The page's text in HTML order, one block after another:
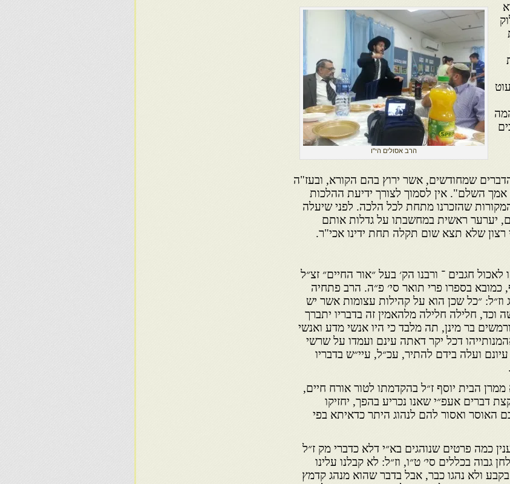
הרב אסולים הי"ו
שמחודשים, אשר ירוץ בהם הקורא, ובעז"ה
השלם". אין לסמוך לצורך ידיעת ההלכות
שהזכרנו מתחת לכל הלכה. לפני שיעלה
יערער ראשית במחשבתו על גדלות אותם
רצון שלא תצא שום תקלה תחת ידינו אכי"ר.
חגבים ־ ורבנו הק׳ בעל ״אור החיים״ זצ״ל
כמובא בספרו פרי תואר סי׳ פ״ה. הרב פתחיה
וז״ל: ״כל שכן הוא על קהילות עצומות אשר יש
וכד, חלילה חלילה מלהאמין זה בדבריו יתברך
בר מינן, תה מלבד כי היו אנשי מדע ואנשי
דכל יקר דאתה עינם ועמדו על שרשי
ועלה בידם להתיר, עכ״ל, עיי״ש בדבריו
הבית יוסף ז״ל בהקדמתו לטור אורח חיים,
דברים אעפ״י שאנו נכריע בהפך, יחזיקו
האוסר ואסור להם לנהוג היתר כדאיתא בפי
כמה פרטים שנוהגים בא״י דלא כדברי מק ז״ל
גבוה בכללים סי׳ ט״ו, וז״ל: לא קבלנו עלינו
ולא נהגו כבר, אבל בדבר שהוא מנהג קדמץ